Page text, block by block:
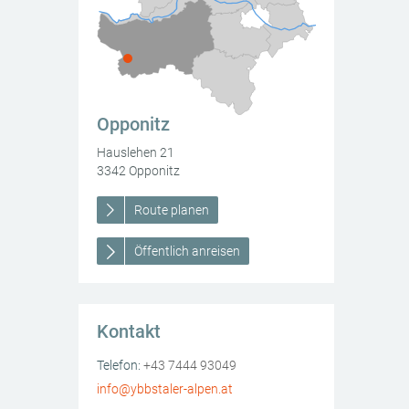
Opponitz
Hauslehen 21
3342 Opponitz
Route planen
Öffentlich anreisen
Kontakt
Opponitz
Hauslehen 21
3342 Opponitz
AT
Telefon: +43 7444 93049
info@ybbstaler-alpen.at